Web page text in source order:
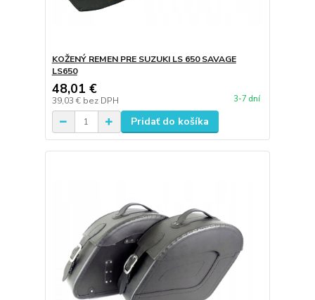
KOŽENÝ REMEN PRE SUZUKI LS 650 SAVAGE
LS650
48,01 €
39,03 € bez DPH 3-7 dní
Pridať do košíka